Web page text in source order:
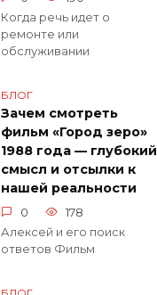
Когда речь идет о
ремонте или
обслуживании
БЛОГ
Зачем смотреть
фильм «Город зеро»
1988 года — глубокий
смысл и отсылки к
нашей реальности
0
178
Алексей и его поиск
ответов Фильм